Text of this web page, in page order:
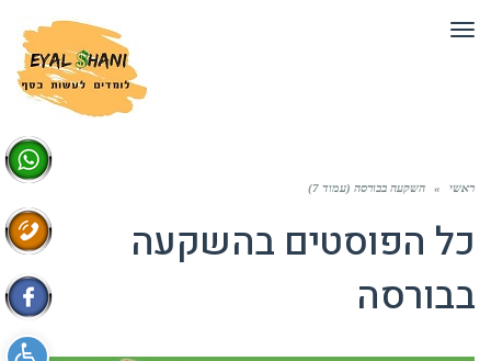
תפריט
ראשי » השקעה בבורסה (עמוד 7)
כל הפוסטים בהשקעה
בבורסה
פתח